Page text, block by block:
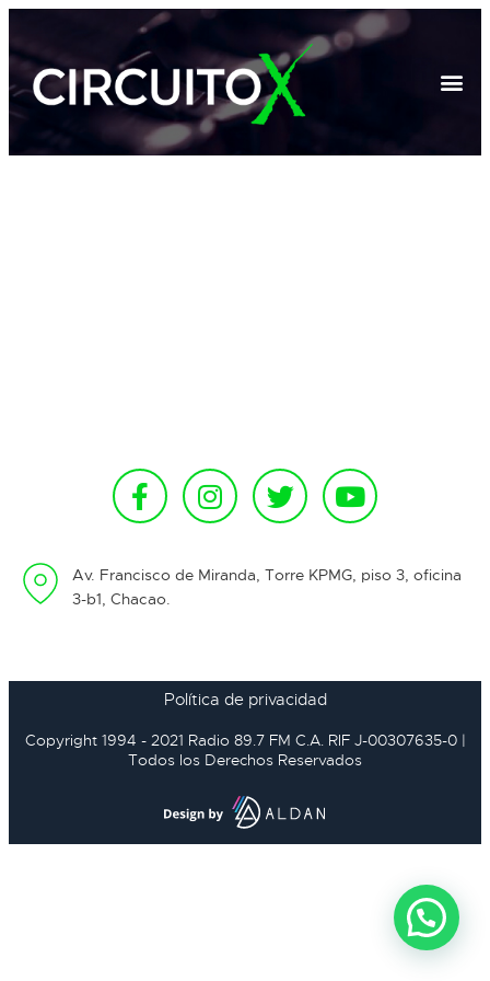
Av. Francisco de Miranda, Torre KPMG, piso 3, oficina
3-b1, Chacao.
Política de privacidad
Copyright 1994 - 2021 Radio 89.7 FM C.A. RIF J-00307635-0 |
Todos los Derechos Reservados